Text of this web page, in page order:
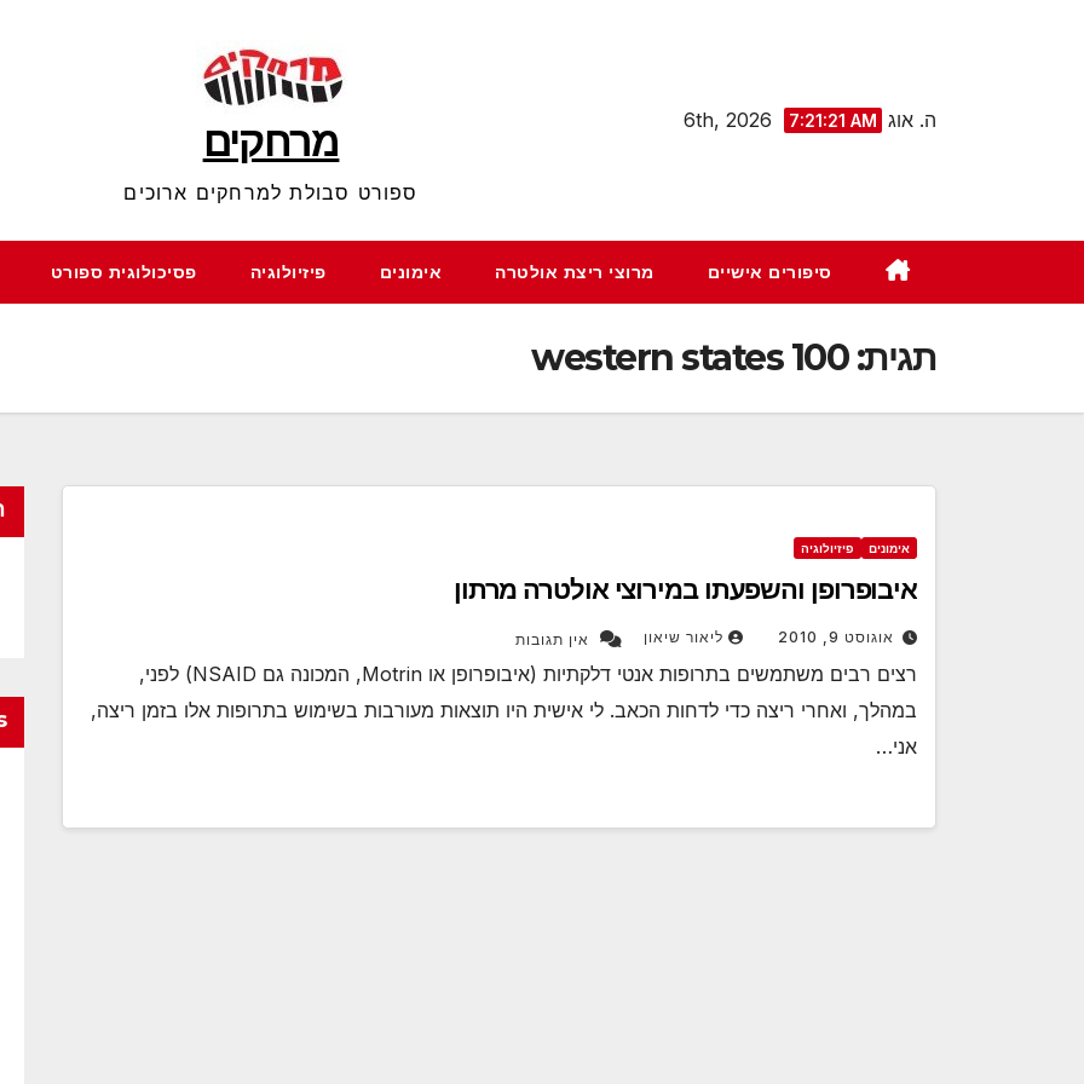
ה. אוג 6th, 2026 7:21:22 AM מרחקים
ספורט סבולת למרחקים ארוכים
סיפורים אישיים מרוצי ריצת אולטרה אימונים פיזיולוגיה פסיכולוגית ספורט
תגית:western states 100
אימונים פיזיולוגיה
איבופרופן והשפעתו במירוצי אולטרה מרתון
אוגוסט 9, 2010 ליאור שיאון אין תגובות
רצים רבים משתמשים בתרופות אנטי דלקתיות (איבופרופן או Motrin, המכונה גם NSAID) לפני,
במהלך, ואחרי ריצה כדי לדחות הכאב. לי אישית היו תוצאות מעורבות בשימוש בתרופות אלו בזמן ריצה,
אני…